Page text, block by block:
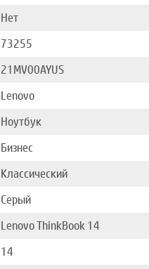
Нет
73255
21MV00AYUS
Lenovo
Ноутбук
Бизнес
Классический
Серый
Lenovo ThinkBook 14
14